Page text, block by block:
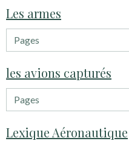
Les armes
les avions capturés
Lexique Aéronautique